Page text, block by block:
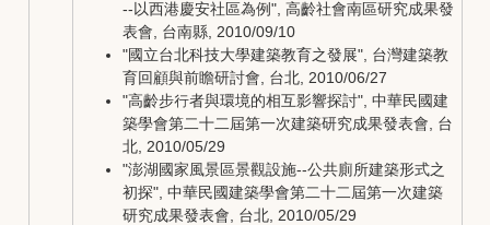
--以西港慶安社區為例", 高齡社會南區研究成果發
表會, 台南縣, 2010/09/10
"國立台北科技大學建築教育之發展", 台灣建築教
育回顧與前瞻研討會, 台北, 2010/06/27
"高齡步行者與環境的相互影響探討", 中華民國建
築學會第二十二屆第一次建築研究成果發表會, 台
北, 2010/05/29
"澎湖國家風景區景觀設施--公共廁所建築形式之
初探", 中華民國建築學會第二十二屆第一次建築
研究成果發表會, 台北, 2010/05/29